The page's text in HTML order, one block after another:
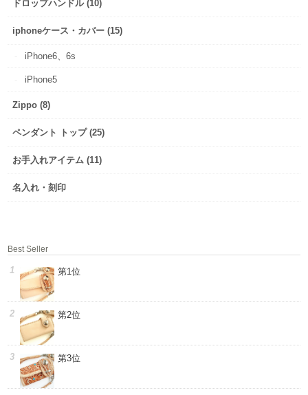
ドロップハンドル (10)
iphoneケース・カバー (15)
iPhone6、6s
iPhone5
Zippo (8)
ペンダント トップ (25)
お手入れアイテム (11)
名入れ・刻印
Best Seller
第1位
第2位
第3位